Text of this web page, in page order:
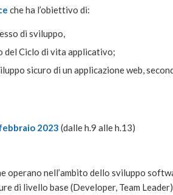
che ha l’obiettivo di:
di sviluppo,
del Ciclo di vita applicativo;
sicuro di un applicazione web,
2023 (dalle h.9 alle h.13)
operano nell’ambito dello sviluppo
di livello base (Developer, Team